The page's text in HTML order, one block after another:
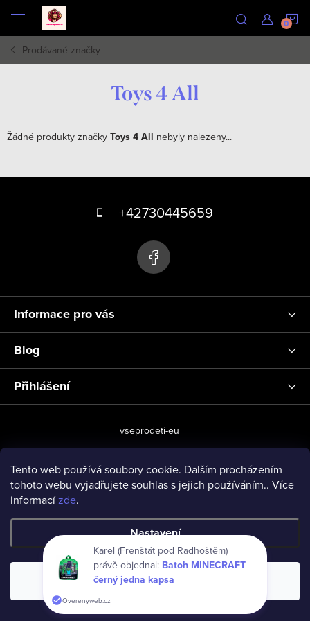
Tento web používá soubory cookie. Dalším procházením
tohoto webu vyjadřujete souhlas s jejich používáním.. Více
informacízde.
Nastavení
Souhlasím
obsah
Prodávané značky
Toys 4 All
Žádné produkty značky Toys 4 All nebyly nalezeny...
í
+42730445659
Informace pro vás
Blog
Přihlášení
vseprodeti-eu
Copyright 2026www.vseprodeti.eu. Všechna práva vyhrazena.
Karel (Frenštát pod Radhoštěm)
právě objednal: Batoh MINECRAFT
černý jedna kapsa
Overenyweb.cz